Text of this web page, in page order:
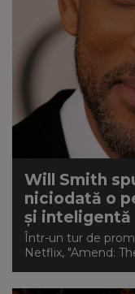
Will Smith
niciodată o
și inteligentă
Într-un tur de
Netflix, "Amend: